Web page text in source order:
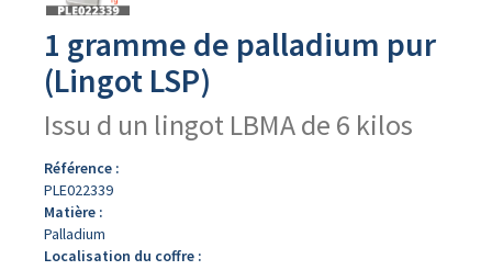
1 gramme de palladium pur
(Lingot LSP)
Issu d un lingot LBMA de 6 kilos
Référence :
PLE022339
Matière :
Palladium
Localisation du coffre :